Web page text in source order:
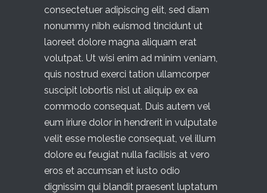
consectetuer adipiscing elit, sed diam
nonummy nibh euismod tincidunt ut
laoreet dolore magna aliquam erat
volutpat. Ut wisi enim ad minim veniam,
quis nostrud exerci tation ullamcorper
suscipit lobortis nisl ut aliquip ex ea
commodo consequat. Duis autem vel
eum iriure dolor in hendrerit in vulputate
velit esse molestie consequat, vel illum
dolore eu feugiat nulla facilisis at vero
eros et accumsan et iusto odio
dignissim qui blandit praesent luptatum